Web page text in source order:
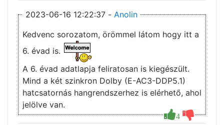
2023-06-16 12:22:37 - Anolin
4
Kedvenc sorozatom, örömmel látom hogy itt a
6. évad is.
A 6. évad adatlapja feliratosan is kiegészült.
Mind a két szinkron Dolby (E-AC3-DDP5.1)
hatcsatornás hangrendszerhez is elérhető, ahol
jelölve van.